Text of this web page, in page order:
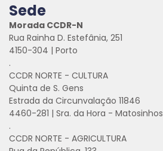
Sede
Morada CCDR-N
Rua Rainha D. Estefânia, 251
4150-304 | Porto
.
CCDR NORTE - CULTURA
Quinta de S. Gens
Estrada da Circunvalação 11846
4460-281 | Sra. da Hora - Matosinhos
.
CCDR NORTE - AGRICULTURA